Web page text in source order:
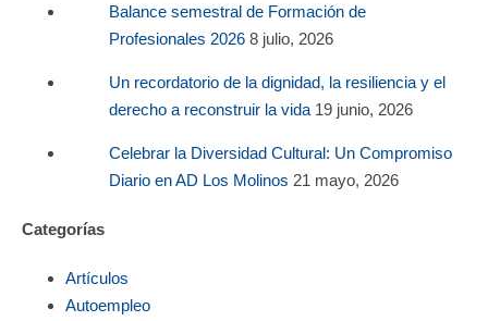
Balance semestral de Formación de
Profesionales 2026 8 julio, 2026
Un recordatorio de la dignidad, la resiliencia y el
derecho a reconstruir la vida 19 junio, 2026
Celebrar la Diversidad Cultural: Un Compromiso
Diario en AD Los Molinos 21 mayo, 2026
Categorías
Artículos
Autoempleo